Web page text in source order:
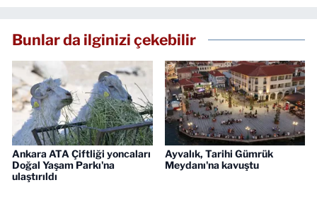
Bunlar da ilginizi çekebilir
Ankara ATA Çiftliği yoncaları
Doğal Yaşam Parkı'na
ulaştırıldı
Ayvalık, Tarihi Gümrük
Meydanı'na kavuştu